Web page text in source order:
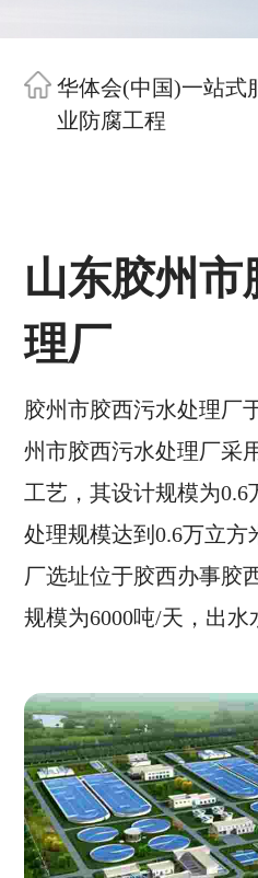
华体会(中国)一站式
业防腐工程
山东胶州
理厂
胶州市胶西污水处理厂
州市胶西污水处理厂采
工艺，其设计规模为0.6
处理规模达到0.6万立方
厂选址位于胶西办事胶
规模为6000吨/天，出水